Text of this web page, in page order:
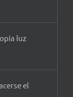
luz
el